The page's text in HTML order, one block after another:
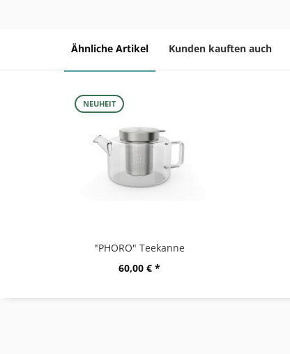
Ähnliche Artikel Kunden kauften auch
NEUHEIT
"PHORO" Teekanne
60,00 € *